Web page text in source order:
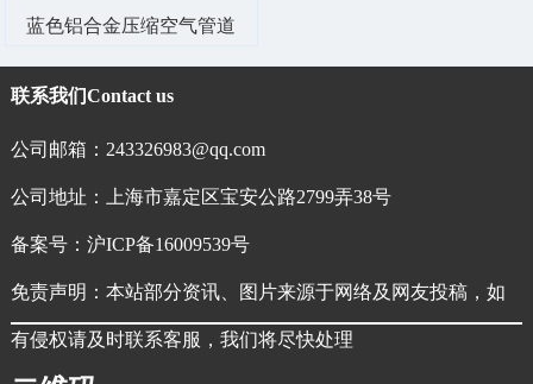
蓝色铝合金压缩空气管道
联系我们Contact us
公司邮箱：243326983@qq.com
公司地址：上海市嘉定区宝安公路2799弄38号
备案号： 沪ICP备16009539号
免责声明：本站部分资讯、图片来源于网络及网友投稿，如
有侵权请及时联系客服，我们将尽快处理